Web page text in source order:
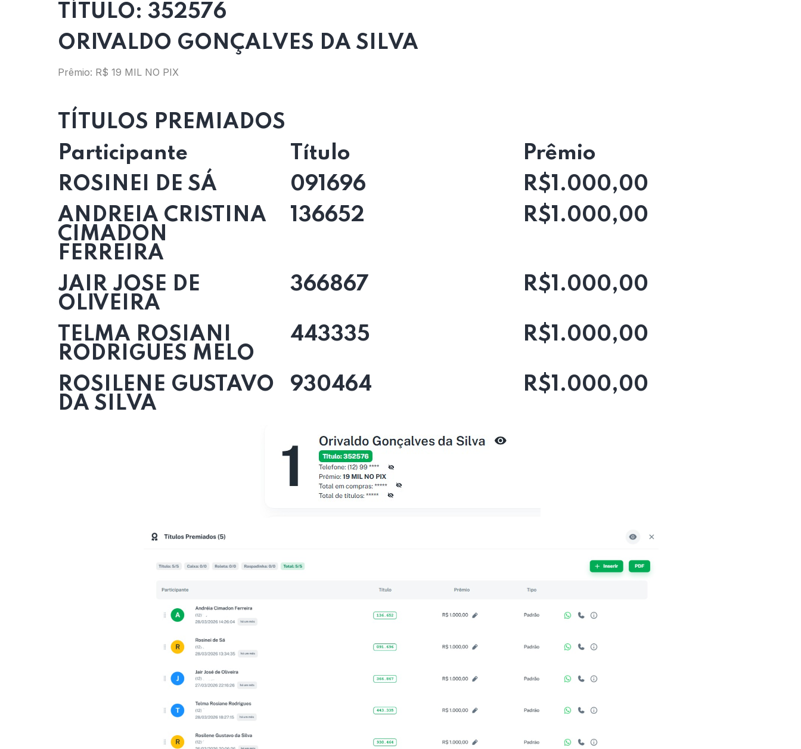
TÍTULO: 352576
ORIVALDO GONÇALVES DA SILVA
Prêmio: R$ 19 MIL NO PIX
TÍTULOS PREMIADOS
Participante
Título
Prêmio
ROSINEI DE SÁ
091696
R$1.000,00
ANDREIA CRISTINA
CIMADON
FERREIRA
136652 R$1.000,00
JAIR JOSE DE
OLIVEIRA
366867 R$1.000,00
TELMA ROSIANI
RODRIGUES MELO
443335 R$1.000,00
ROSILENE GUSTAVO
DA SILVA
930464 R$1.000,00